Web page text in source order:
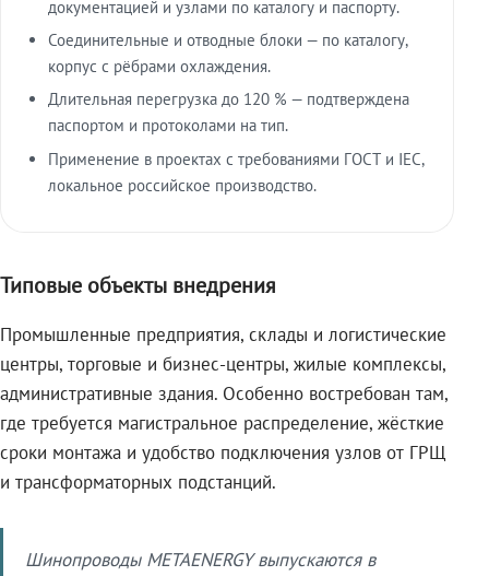
документацией и узлами по каталогу и паспорту.
Соединительные и отводные блоки — по каталогу,
корпус с рёбрами охлаждения.
Длительная перегрузка до 120 % — подтверждена
паспортом и протоколами на тип.
Применение в проектах с требованиями ГОСТ и IEC,
локальное российское производство.
Типовые объекты внедрения
Промышленные предприятия, склады и логистические
центры, торговые и бизнес-центры, жилые комплексы,
административные здания. Особенно востребован там,
где требуется магистральное распределение, жёсткие
сроки монтажа и удобство подключения узлов от ГРЩ
и трансформаторных подстанций.
Шинопроводы METAENERGY выпускаются в